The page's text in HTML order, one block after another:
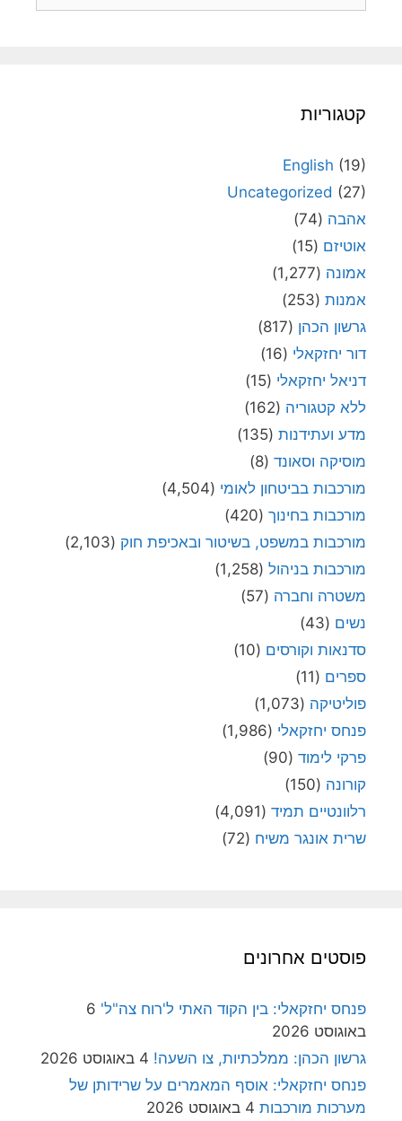
קטגוריות
English (19)
Uncategorized (27)
אהבה (74)
אוטיזם (15)
אמונה (1,277)
אמנות (253)
גרשון הכהן (817)
דור יחזקאלי (16)
דניאל יחזקאלי (15)
ללא קטגוריה (162)
מדע ועתידנות (135)
מוסיקה וסאונד (8)
מורכבות בביטחון לאומי (4,504)
מורכבות בחינוך (420)
מורכבות במשפט, בשיטור ובאכיפת חוק (2,103)
מורכבות בניהול (1,258)
משטרה וחברה (57)
נשים (43)
סדנאות וקורסים (10)
ספרים (11)
פוליטיקה (1,073)
פנחס יחזקאלי (1,986)
פרקי לימוד (90)
קורונה (150)
רלוונטיים תמיד (4,091)
שרית אונגר משיח (72)
פוסטים אחרונים
פנחס יחזקאלי: בין הקוד האתי ל'רוח צה"ל' 6
באוגוסט 2026
גרשון הכהן: ממלכתיות, צו השעה! 4 באוגוסט 2026
פנחס יחזקאלי: אוסף המאמרים על שרידותן של
מערכות מורכבות 4 באוגוסט 2026